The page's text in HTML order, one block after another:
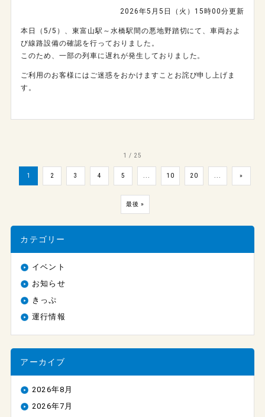
2026年5月5日（火）15時00分更新
本日（5/5）、東富山駅～水橋駅間の悪地野踏切にて、車両およ
び線路設備の確認を行っておりました。
このため、一部の列車に遅れが発生しておりました。
ご利用のお客様にはご迷惑をおかけますことお詫び申し上げま
す。
1 / 25
1 2 3 4 5 10 20 »
最後 »
カテゴリー
イベント
お知らせ
きっぷ
運行情報
アーカイブ
2026年8月
2026年7月